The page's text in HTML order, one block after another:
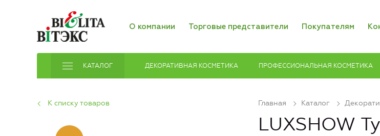
О компании Торговые представители Покупателям
КАТАЛОГ ДЕКОРАТИВНАЯ КОСМЕТИКА ПРОФЕССИОНАЛЬНАЯ КОСМЕТИКА
Главная Каталог
К списку товаров
LUXSHOW